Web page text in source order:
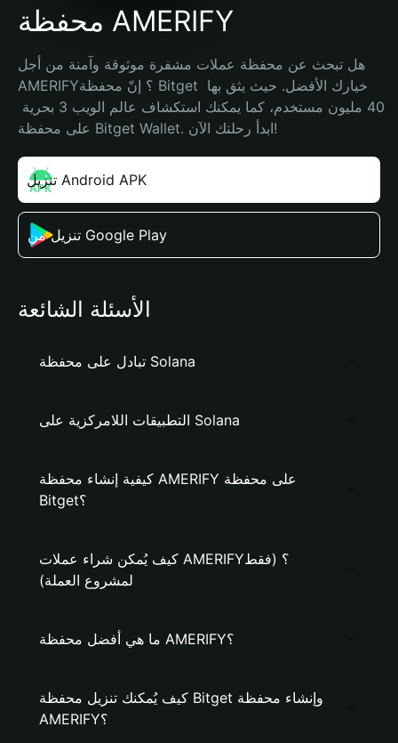
محفظة AMERIFY
هل تبحث عن محفظة عملات مشفرة موثوقة وآمنة من أجل
AMERIFY؟ إنّ محفظة Bitget خيارك الأفضل. حيث يثق بها
على محفظة Bitget Wallet. ابدأ رحلتك الآن!
تنزيل Android APK
تنزيل من Google Play
الأسئلة الشائعة
تبادل على محفظة Solana
التطبيقات اللامركزية على Solana
كيفية إنشاء محفظة AMERIFY على محفظة
Bitget؟
كيف يُمكن شراء عملات AMERIFY؟ (فقط
لمشروع العملة)
ما هي أفضل محفظة AMERIFY؟
كيف يُمكنك تنزيل محفظة Bitget وإنشاء محفظة
AMERIFY؟